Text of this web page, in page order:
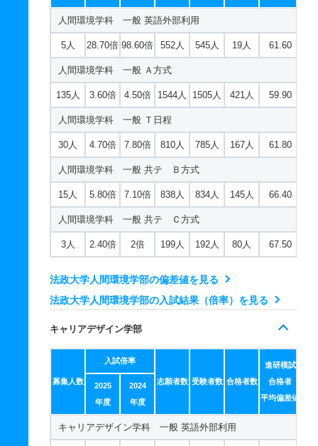
人間環境学科 一般 英語外部利用
5人 28.70倍 98.60倍 552人 545人 19人 61.60
人間環境学科 一般 Ａ方式
135人 3.60倍 4.50倍 1544人 1505人 421人 59.90
人間環境学科 一般 Ｔ日程
30人 4.70倍 7.80倍 810人 785人 167人 61.80
人間環境学科 一般 共テ Ｂ方式
15人 5.80倍 7.10倍 838人 834人 145人 66.40
人間環境学科 一般 共テ Ｃ方式
3人 2.40倍 2倍 199人 192人 80人 67.50
法政大学人間環境学部の偏差値を見る
法政大学人間環境学部の入試結果（倍率）を見る
キャリアデザイン学部
募集人数
入試倍率
志願者数 受験者数 合格者数
進研模試
合格者
平均偏差値
2025
年度
2024
年度
キャリアデザイン学科 一般 英語外部利用